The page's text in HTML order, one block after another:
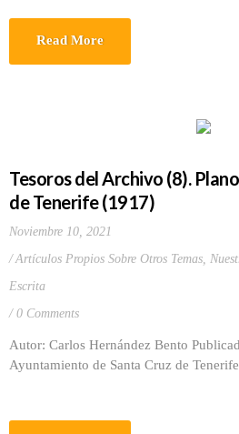
Read More
Tesoros del Archivo (8).
de Tenerife (1917)
Noviembre 10, 2021
Artículos Propios Sobre Otros Temas,
Escrita
0 Comments
Autor: Carlos Hernández Bento
Ayuntamiento de Santa Cruz de